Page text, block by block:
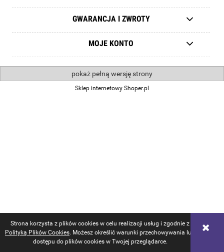
Strona korzysta z plików cookies w celu realizacji usług i zgodnie z
Polityką Plików Cookies. Możesz określić warunki przechowywania lub
dostępu do plików cookies w Twojej przeglądarce.
GWARANCJA I ZWROTY
MOJE KONTO
pokaż pełną wersję strony
Sklep internetowy Shoper.pl